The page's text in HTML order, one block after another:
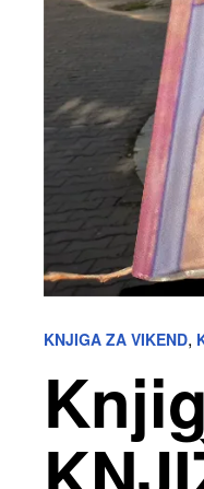
KNJIGA ZA VIKEND,